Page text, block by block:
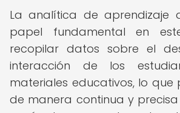
La analítica de aprendizaje
papel fundamental en
recopilar datos sobre el
interacción de los
materiales educativos, lo que
de manera continua y